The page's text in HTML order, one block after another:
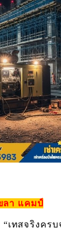
ลา แคมป์
ทสจริงครบ